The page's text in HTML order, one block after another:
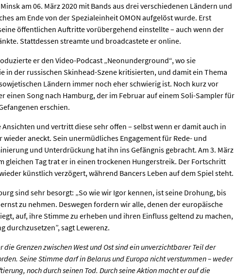
am 06. März 2020 mit Bands aus drei verschiedenen Ländern und
am Ende von der Spezialeinheit OMON aufgelöst wurde. Erst
öffentlichen Auftritte vorübergehend einstellte – auch wenn der
Stattdessen streamte und broadcastete er online.
er den Video-Podcast „Neonunderground“, wo sie
in der russischen Skinhead-Szene kritisierten, und damit ein Thema
Ländern immer noch eher schwierig ist. Noch kurz vor
einen Song nach Hamburg, der im Februar auf einem Soli-Sampler für
erschien.
und vertritt diese sehr offen – selbst wenn er damit auch in
aneckt. Sein unermüdliches Engagement für Rede- und
und Unterdrückung hat ihn ins Gefängnis gebracht. Am 3. März
gleichen Tag trat er in einen trockenen Hungerstreik. Der Fortschritt
künstlich verzögert, während Bancers Leben auf dem Spiel steht.
sind sehr besorgt: „So wie wir Igor kennen, ist seine Drohung, bis
zu nehmen. Deswegen fordern wir alle, denen der europäische
auf, ihre Stimme zu erheben und ihren Einfluss geltend zu machen,
durchzusetzen”, sagt Lewerenz.
die Grenzen zwischen West und Ost sind ein unverzichtbarer Teil der
Seine Stimme darf in Belarus und Europa nicht verstummen – weder
noch durch seinen Tod. Durch seine Aktion macht er auf die